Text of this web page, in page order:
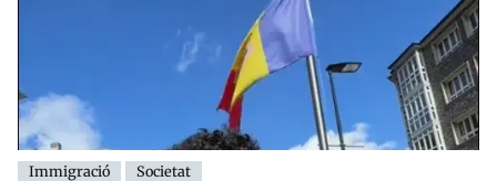
Immigració Societat